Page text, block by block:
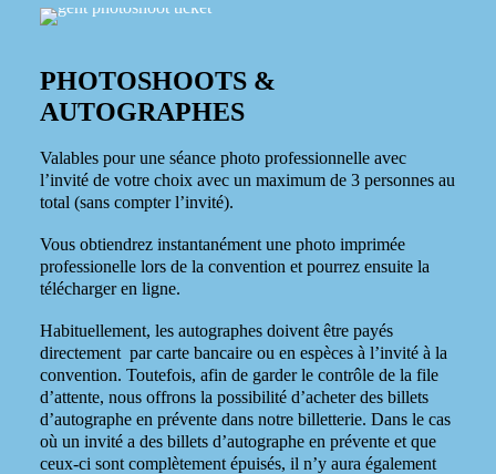
PHOTOSHOOTS &
AUTOGRAPHES
Valables pour une séance photo professionnelle avec
l’invité de votre choix avec un maximum de 3 personnes au
total (sans compter l’invité).
Vous obtiendrez instantanément une photo imprimée
professionelle lors de la convention et pourrez ensuite la
télécharger en ligne.
Habituellement, les autographes doivent être payés
directement par carte bancaire ou en espèces à l’invité à la
convention. Toutefois, afin de garder le contrôle de la file
d’attente, nous offrons la possibilité d’acheter des billets
d’autographe en prévente dans notre billetterie. Dans le cas
où un invité a des billets d’autographe en prévente et que
ceux-ci sont complètement épuisés, il n’y aura également